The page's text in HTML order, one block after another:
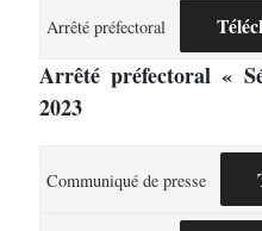
Arrêté préfectoral
Arrêté préfectoral «
2023
Communiqué de presse